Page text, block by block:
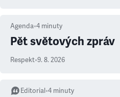
Agenda•4 minuty
Pět světových zpráv
Respekt•9. 8. 2026
Editorial •4 minuty